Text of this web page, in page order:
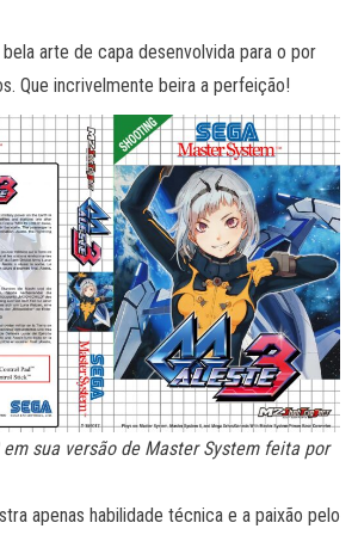
arte de capa desenvolvida para o por
Que incrivelmente beira a perfeição!
em sua versão de Master System feita por
apenas habilidade técnica e a paixão pelo